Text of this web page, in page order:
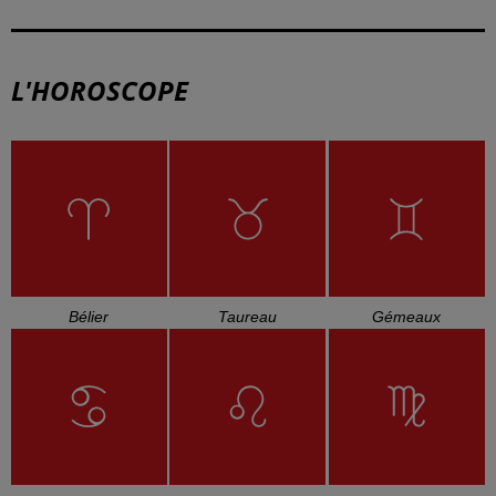
L'HOROSCOPE
Bélier Taureau Gémeaux